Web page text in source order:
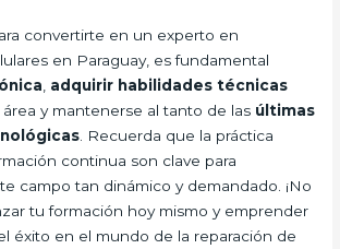
convertirte en un experto en
en Paraguay, es fundamental
adquirir habilidades técnicas
y mantenerse al tanto de las últimas
. Recuerda que la práctica
continua son clave para
campo tan dinámico y demandado. ¡No
tu formación hoy mismo y emprender
éxito en el mundo de la reparación de